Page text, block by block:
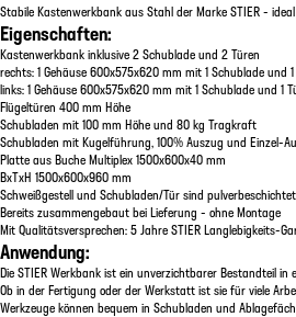
Stabile Kastenwerkbank aus Stahl der Marke STIER -
Eigenschaften:
Kastenwerkbank inklusive 2 Schublade und 2 Türen
rechts: 1 Gehäuse 600x575x620 mm mit 1 Schublade und
links: 1 Gehäuse 600x575x620 mm mit 1 Schublade und 1
Flügeltüren 400 mm Höhe
Schubladen mit 100 mm Höhe und 80 kg Tragkraft
Schubladen mit Kugelführung, 100% Auszug und Einzel-
Platte aus Buche Multiplex 1500x600x40 mm
BxTxH 1500x600x960 mm
Schweißgestell und Schubladen/Tür sind pulverbeschichtet
Bereits zusammengebaut bei Lieferung - ohne Montage
Mit Qualitätsversprechen: 5 Jahre STIER Langlebigkeits-
Anwendung:
Die STIER Werkbank ist ein unverzichtbarer Bestandteil in
Ob in der Fertigung oder der Werkstatt ist sie für viele
Werkzeuge können bequem in Schubladen und